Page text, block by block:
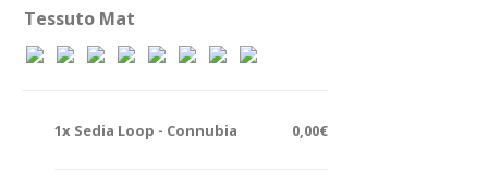
Tessuto Mat
1x Sedia Loop - Connubia 0,00€